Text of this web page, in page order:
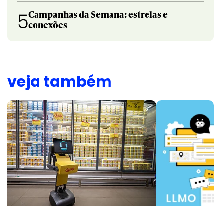
5Campanhas da Semana: estrelas e
conexões
veja também